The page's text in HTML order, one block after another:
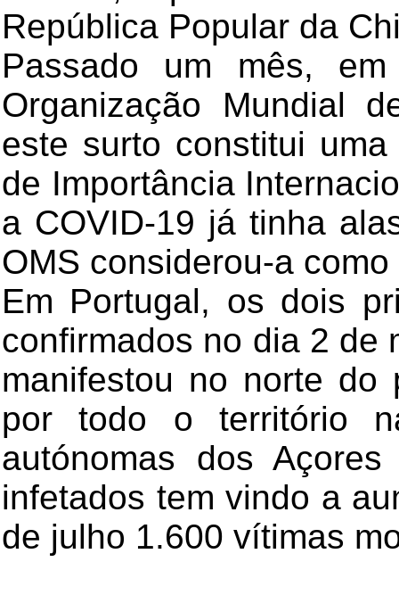
República Popular da
Passado um mês,
Organização Mundial
este surto constitui
de Importância
a COVID-19 já tinha
OMS considerou-a
Em Portugal, os dois
confirmados no dia 2 de
manifestou no norte do
por todo o território
autónomas dos
infetados tem vindo a
de julho 1.600 vítimas